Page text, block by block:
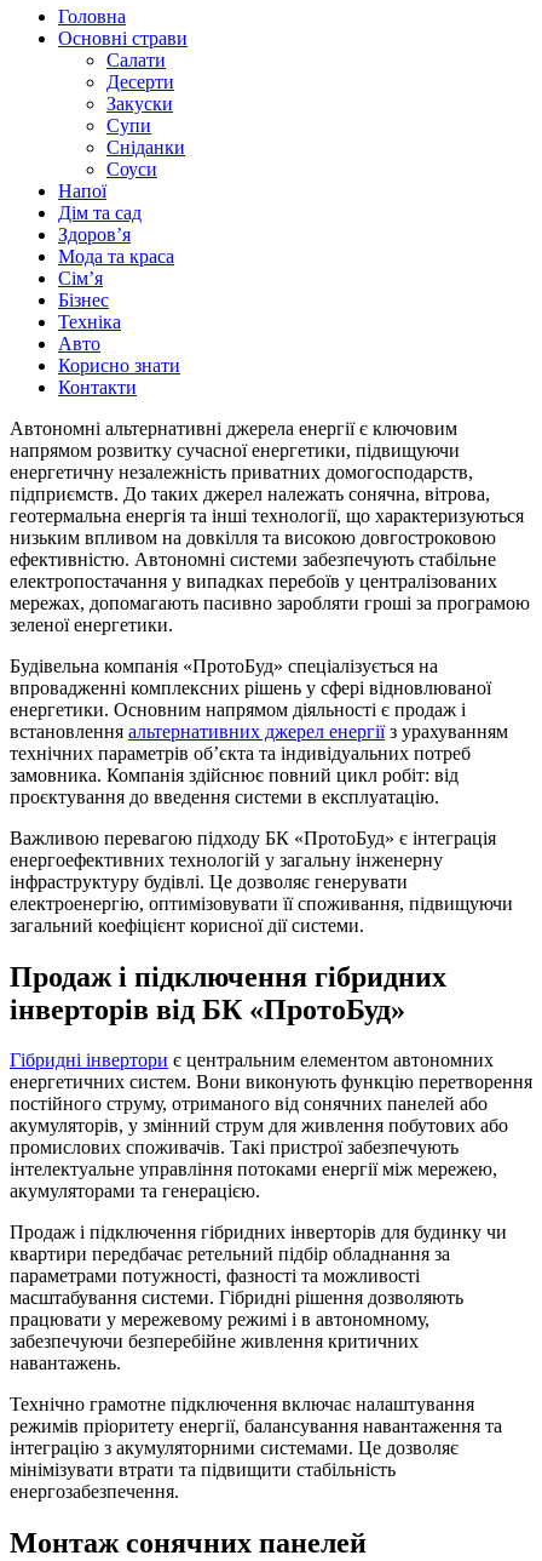
Головна
Основні страви
Салати
Десерти
Закуски
Супи
Сніданки
Соуси
Напої
Дім та сад
Здоровʼя
Мода та краса
Сімʼя
Бізнес
Техніка
Авто
Корисно знати
Контакти
Автономні альтернативні джерела енергії є ключовим
напрямом розвитку сучасної енергетики, підвищуючи
енергетичну незалежність приватних домогосподарств,
підприємств. До таких джерел належать сонячна, вітрова,
геотермальна енергія та інші технології, що характеризуються
низьким впливом на довкілля та високою довгостроковою
ефективністю. Автономні системи забезпечують стабільне
електропостачання у випадках перебоїв у централізованих
мережах, допомагають пасивно заробляти гроші за програмою
зеленої енергетики.
Будівельна компанія «ПротоБуд» спеціалізується на
впровадженні комплексних рішень у сфері відновлюваної
енергетики. Основним напрямом діяльності є продаж і
встановлення альтернативних джерел енергіїз урахуванням
технічних параметрів об’єкта та індивідуальних потреб
замовника. Компанія здійснює повний цикл робіт: від
проєктування до введення системи в експлуатацію.
Важливою перевагою підходу БК «ПротоБуд» є інтеграція
енергоефективних технологій у загальну інженерну
інфраструктуру будівлі. Це дозволяє генерувати
електроенергію, оптимізовувати її споживання, підвищуючи
загальний коефіцієнт корисної дії системи.
Продаж і підключення гібридних
інверторів від БК «ПротоБуд»
Гібридні інвертори є центральним елементом автономних
енергетичних систем. Вони виконують функцію перетворення
постійного струму, отриманого від сонячних панелей або
акумуляторів, у змінний струм для живлення побутових або
промислових споживачів. Такі пристрої забезпечують
інтелектуальне управління потоками енергії між мережею,
акумуляторами та генерацією.
Продаж і підключення гібридних інверторів для будинку чи
квартири передбачає ретельний підбір обладнання за
параметрами потужності, фазності та можливості
масштабування системи. Гібридні рішення дозволяють
працювати у мережевому режимі і в автономному,
забезпечуючи безперебійне живлення критичних
навантажень.
Технічно грамотне підключення включає налаштування
режимів пріоритету енергії, балансування навантаження та
інтеграцію з акумуляторними системами. Це дозволяє
мінімізувати втрати та підвищити стабільність
енергозабезпечення.
Монтаж сонячних панелей